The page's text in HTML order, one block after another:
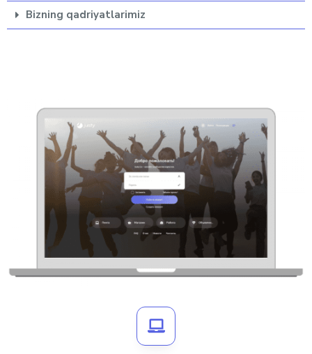
Bizning qadriyatlarimiz